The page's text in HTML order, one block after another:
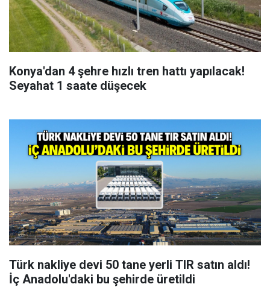
Konya'dan 4 şehre hızlı tren hattı yapılacak!
Seyahat 1 saate düşecek
Türk nakliye devi 50 tane yerli TIR satın aldı!
İç Anadolu'daki bu şehirde üretildi